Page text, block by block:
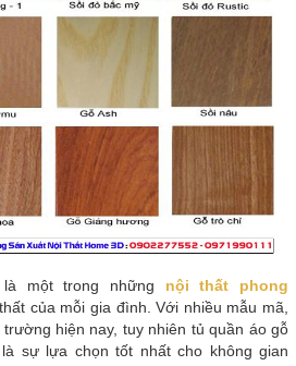
một trong những nội thất phong
của mỗi gia đình. Với nhiều mẫu mã,
hiện nay, tuy nhiên tủ quần áo gỗ
sự lựa chọn tốt nhất cho không gian